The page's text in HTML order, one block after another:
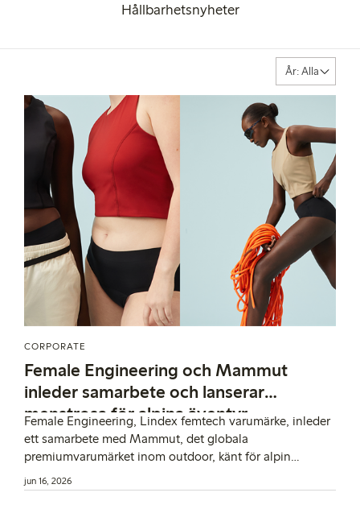
Hållbarhetsnyheter
CORPORATE
Female Engineering och Mammut
inleder samarbete och lanserar
menstrosa för alpina äventyr
Female Engineering, Lindex femtech varumärke, inleder
ett samarbete med Mammut, det globala
premiumvarumärket inom outdoor, känt för alpin
expertis och innovation. Tillsammans lanserar
varumärkena en menstrosa för kvinnor som vill träna och
jun 16, 2026